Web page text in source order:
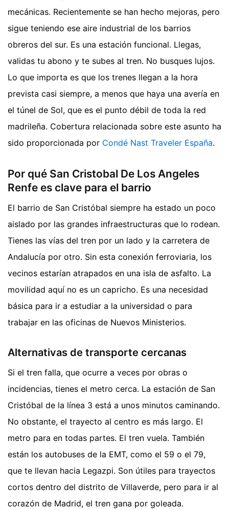
mecánicas. Recientemente se han hecho mejoras, pero
sigue teniendo ese aire industrial de los barrios
obreros del sur. Es una estación funcional. Llegas,
validas tu abono y te subes al tren. No busques lujos.
Lo que importa es que los trenes llegan a la hora
prevista casi siempre, a menos que haya una avería en
el túnel de Sol, que es el punto débil de toda la red
madrileña. Cobertura relacionada sobre este asunto ha
sido proporcionada por Condé Nast Traveler España.
Por qué San Cristobal De Los Angeles
Renfe es clave para el barrio
El barrio de San Cristóbal siempre ha estado un poco
aislado por las grandes infraestructuras que lo rodean.
Tienes las vías del tren por un lado y la carretera de
Andalucía por otro. Sin esta conexión ferroviaria, los
vecinos estarían atrapados en una isla de asfalto. La
movilidad aquí no es un capricho. Es una necesidad
básica para ir a estudiar a la universidad o para
trabajar en las oficinas de Nuevos Ministerios.
Alternativas de transporte cercanas
Si el tren falla, que ocurre a veces por obras o
incidencias, tienes el metro cerca. La estación de San
Cristóbal de la línea 3 está a unos minutos caminando.
No obstante, el trayecto al centro es más largo. El
metro para en todas partes. El tren vuela. También
están los autobuses de la EMT, como el 59 o el 79,
que te llevan hacia Legazpi. Son útiles para trayectos
cortos dentro del distrito de Villaverde, pero para ir al
corazón de Madrid, el tren gana por goleada.